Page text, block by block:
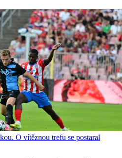
O vítěznou trefu se postaral